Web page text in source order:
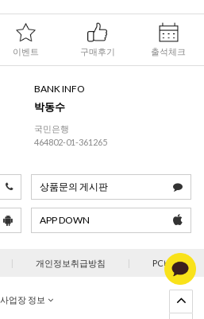
이벤트 구매후기 출석체크
BANK INFO
박동수
국민은행
464802-01-361265
상품문의 게시판
APP DOWN
| 개인정보취급방침 | PC버젼
사업장 정보